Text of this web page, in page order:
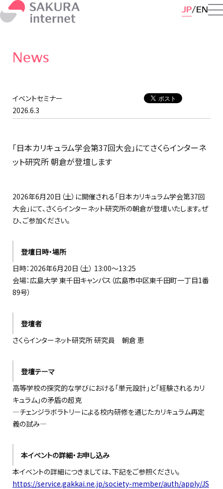
JP EN
News
イベントセミナー
2026.6.3
「日本カリキュラム学会第37回大会」にてさくらインターネ
ット研究所 朝倉が登壇します
2026年6月20日（土）に開催される「日本カリキュラム学会第37回
大会」にて、さくらインターネット研究所の朝倉が登壇いたします。ぜ
ひ、ご参加ください。
登壇日時・場所
日時：2026年6月20日（土） 13:00～13:25
会場：広島大学 東千田キャンパス（広島市中区東千田町一丁目1番
89号）
登壇者
さくらインターネット研究所 研究員 朝倉 恵
登壇テーマ
高等学校の探究的な学びにおける「単元設計」と「経験されるカリ
キュラム」の矛盾の超克
―チェンジラボラトリーによる校内研修を通じたカリキュラム再定
義の試み―
本イベントの詳細・お申し込み
本イベントの詳細につきましては、下記をご参照ください。
https://service.gakkai.ne.jp/society-member/auth/apply/JS